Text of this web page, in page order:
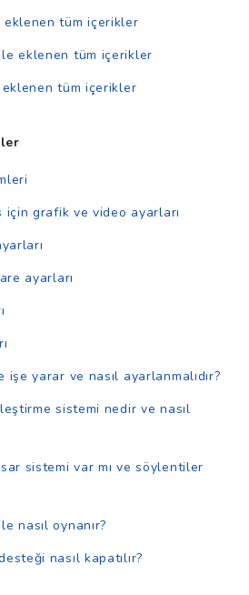
eklenen tüm içerikler
eklenen tüm içerikler
tüm içerikler
için grafik ve video ayarları
ayarları
işe yarar ve nasıl ayarlanmalıdır?
sistemi nedir ve nasıl
sistemi var mı ve söylentiler
nasıl oynanır?
nasıl kapatılır?